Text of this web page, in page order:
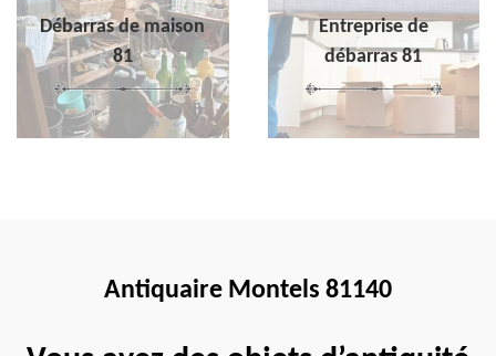
Débarras de maison
81
Entreprise de
débarras 81
Antiquaire Montels 81140